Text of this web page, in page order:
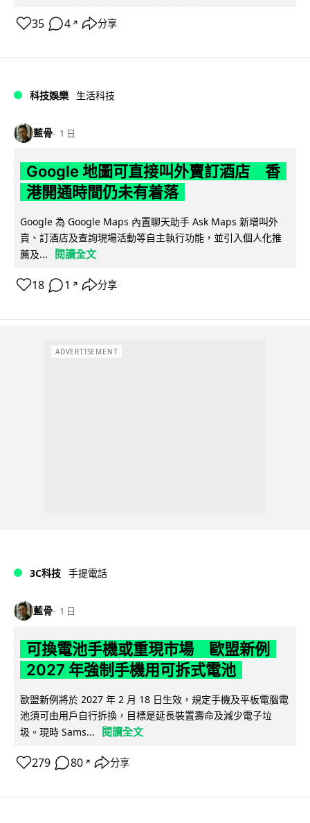
35 4 ↗ 分享
科技娛樂 生活科技
藍骨 1 日
Google 地圖可直接叫外賣訂酒店 香
港開通時間仍未有着落
Google 為 Google Maps 內置聊天助手 Ask Maps 新增叫外
賣、訂酒店及查詢現場活動等自主執行功能，並引入個人化推
薦及...
閱讀全文
18 1 ↗ 分享
ADVERTISEMENT
3C科技 手提電話
藍骨 1 日
可換電池手機或重現市場 歐盟新例
2027 年強制手機用可拆式電池
歐盟新例將於 2027 年 2 月 18 日生效，規定手機及平板電腦電
池須可由用戶自行拆換，目標是延長裝置壽命及減少電子垃
圾。現時 Sams...
閱讀全文
279 80 ↗ 分享